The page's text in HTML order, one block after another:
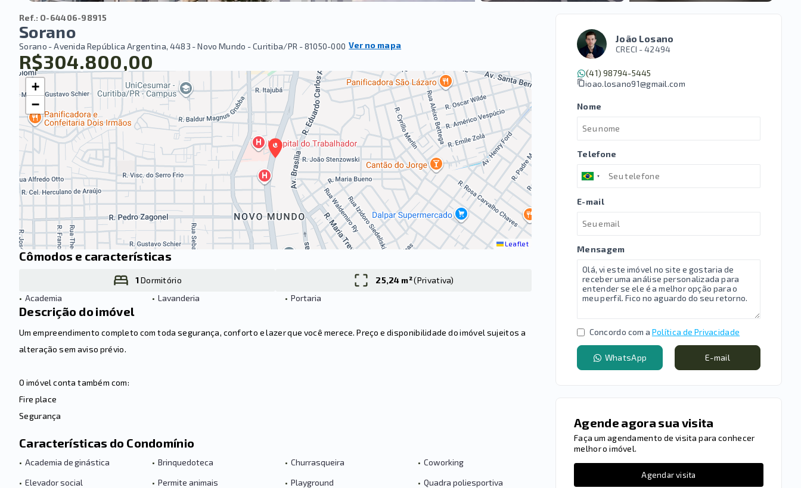
Ref.: O-64406-98915
Sorano
Sorano -Avenida República Argentina, 4483 - Novo Mundo - Curitiba/PR - 81050-000 Ver no mapa
R$304.800,00
+
−
Leaflet
Cômodos e características
1Dormitório 25,24 m²(Privativa)
• Academia • Lavanderia • Portaria
Descrição do imóvel
Um empreendimento completo com toda segurança, conforto e lazer que você merece. Preço e disponibilidade do imóvel sujeitos a
alteração sem aviso prévio.
O imóvel conta também com:
Fire place
Segurança
Características do Condomínio
• Academia de ginástica • Brinquedoteca • Churrasqueira • Coworking
• Elevador social • Permite animais • Playground • Quadra poliesportiva
João Losano
CRECI -42494
(41) 98794-5445
joao.losano91@gmail.com
Nome
Telefone
E-mail
Mensagem
Concordo com a Política de Privacidade
WhatsApp E-mail
Agende agora sua visita
Faça um agendamento de visita para conhecer
melhor o imóvel.
Agendar visita